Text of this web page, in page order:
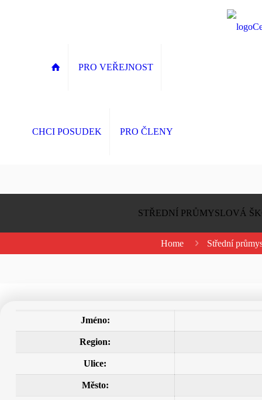
PRO VEŘEJNOST
CHCI POSUDEK PRO ČLENY
STŘEDNÍ PRŮMYSLOVÁ
Home Střední
Jméno:
Region:
Ulice:
Město: